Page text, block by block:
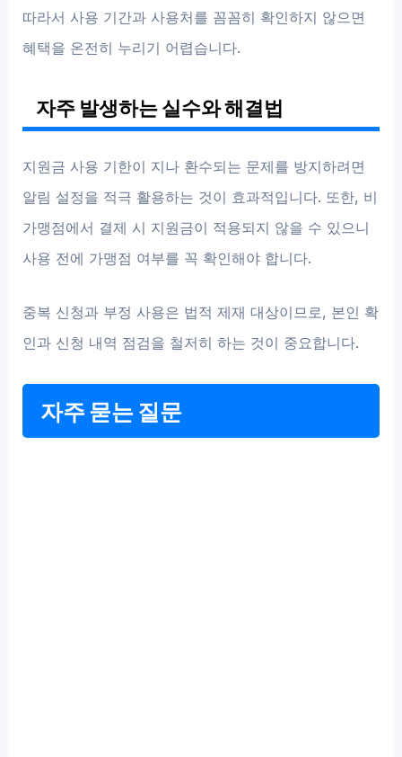
따라서 사용 기간과 사용처를 꼼꼼히 확인하지 않으면
혜택을 온전히 누리기 어렵습니다.
자주 발생하는 실수와 해결법
지원금 사용 기한이 지나 환수되는 문제를 방지하려면
알림 설정을 적극 활용하는 것이 효과적입니다. 또한, 비
가맹점에서 결제 시 지원금이 적용되지 않을 수 있으니
사용 전에 가맹점 여부를 꼭 확인해야 합니다.
중복 신청과 부정 사용은 법적 제재 대상이므로, 본인 확
인과 신청 내역 점검을 철저히 하는 것이 중요합니다.
자주 묻는 질문